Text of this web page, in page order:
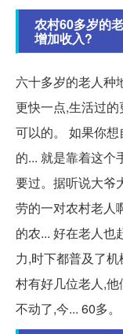
农村60多岁的
增加收入?
六十多岁的老人种
更快一点,生活过
可以的。 如果你
的... 就是靠着这个
要过。据听说大爷
劳的一对农村老人
的农... 好在老人也
力,时下都普及了
村有好几位老人,
不动了,今... 60多。